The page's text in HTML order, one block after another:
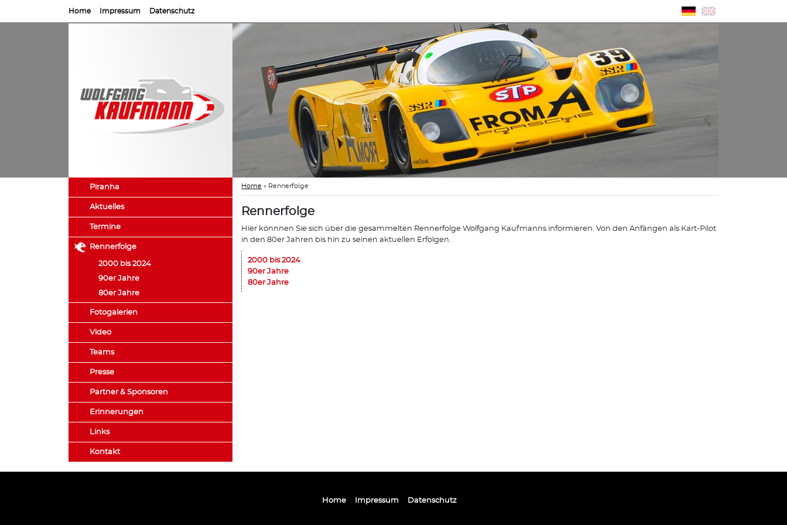
Home Impressum Datenschutz
Piranha
Aktuelles
Termine
Rennerfolge
2000 bis 2024
90er Jahre
80er Jahre
Fotogalerien
Video
Teams
Presse
Partner & Sponsoren
Erinnerungen
Links
Kontakt
Home » Rennerfolge
Rennerfolge
Hier könnnen Sie sich über die gesammelten Rennerfolge Wolfgang Kaufmanns informieren. Von den Anfängen als Kart-Pilot
in den 80er Jahren bis hin zu seinen aktuellen Erfolgen.
2000 bis 2024
90er Jahre
80er Jahre
Home Impressum Datenschutz